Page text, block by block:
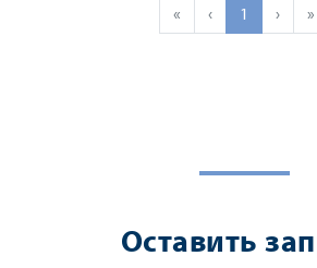
« ‹ 1 › »
Оставить